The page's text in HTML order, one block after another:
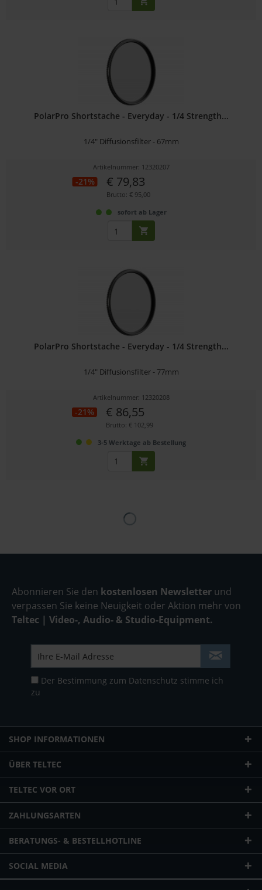
PolarPro Shortstache - Everyday - 1/4 Strength...
1/4" Diffusionsfilter - 67mm
Artikelnummer: 12320207
-21% € 79,83
Brutto: € 95,00
sofort ab Lager
PolarPro Shortstache - Everyday - 1/4 Strength...
1/4" Diffusionsfilter - 77mm
Artikelnummer: 12320208
-21% € 86,55
Brutto: € 102,99
3-5 Werktage ab Bestellung
Abonnieren Sie den kostenlosen Newsletter und
verpassen Sie keine Neuigkeit oder Aktion mehr von
Teltec | Video-, Audio- & Studio-Equipment.
Der Bestimmung zum Datenschutz stimme ich
zu
SHOP INFORMATIONEN
ÜBER TELTEC
TELTEC VOR ORT
ZAHLUNGSARTEN
BERATUNGS- & BESTELLHOTLINE
SOCIAL MEDIA